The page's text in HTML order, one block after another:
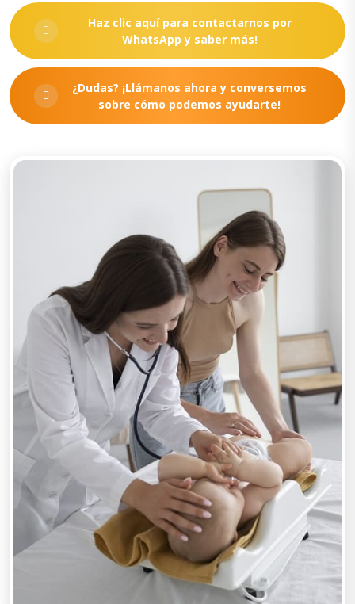
Haz clic aquí para contactarnos por
WhatsApp y saber más!
¿Dudas? ¡Llámanos ahora y conversemos
sobre cómo podemos ayudarte!